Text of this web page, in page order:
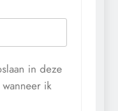
in deze
ik